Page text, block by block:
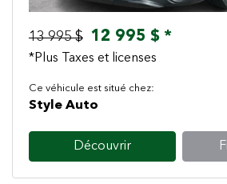
13 995 $ 12 995 $ *
*Plus Taxes et licenses
Ce véhicule est situé chez:
Style Auto
Découvrir